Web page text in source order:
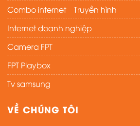
Combo internet – Truyền hình
Internet doanh nghiệp
Camera FPT
FPT Playbox
Tv samsung
VỀ CHÚNG TÔI